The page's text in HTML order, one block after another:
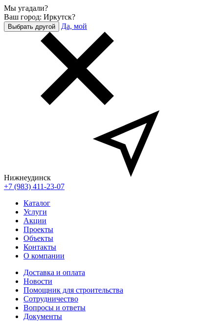
Мы угадали?
Ваш город: Иркутск?
Выбрать другой Да, мой
Нижнеудинск
+7 (983) 411-23-07
Каталог
Услуги
Акции
Проекты
Объекты
Контакты
О компании
Доставка и оплата
Новости
Помощник для строительства
Сотрудничество
Вопросы и ответы
Документы